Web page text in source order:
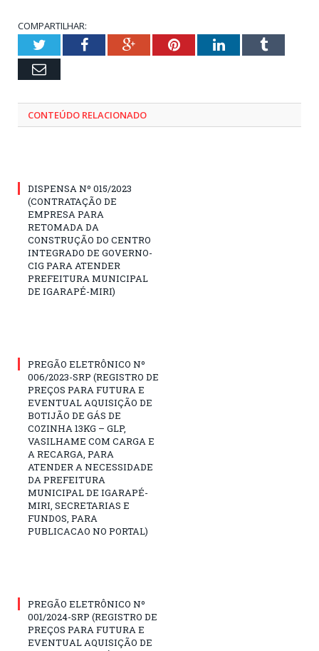
COMPARTILHAR:
TwitterFacebookGoogle+PinterestLinkedInTumblr
Email
CONTEÚDO RELACIONADO
DISPENSA Nº 015/2023
(CONTRATAÇÃO DE
EMPRESA PARA
RETOMADA DA
CONSTRUÇÃO DO CENTRO
INTEGRADO DE GOVERNO-
CIG PARA ATENDER
PREFEITURA MUNICIPAL
DE IGARAPÉ-MIRI)
PREGÃO ELETRÔNICO Nº
006/2023-SRP (REGISTRO DE
PREÇOS PARA FUTURA E
EVENTUAL AQUISIÇÃO DE
BOTIJÃO DE GÁS DE
COZINHA 13KG – GLP,
VASILHAME COM CARGA E
A RECARGA, PARA
ATENDER A NECESSIDADE
DA PREFEITURA
MUNICIPAL DE IGARAPÉ-
MIRI, SECRETARIAS E
FUNDOS, PARA
PUBLICACAO NO PORTAL)
PREGÃO ELETRÔNICO Nº
001/2024-SRP (REGISTRO DE
PREÇOS PARA FUTURA E
EVENTUAL AQUISIÇÃO DE